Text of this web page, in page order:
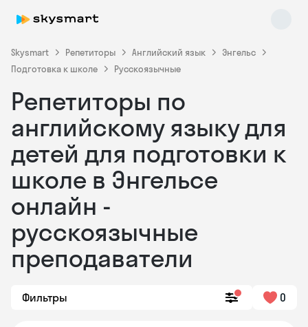
Skysmart Репетиторы Английский язык
Энгельс
Подготовка к школе
Русскоязычные
Репетиторы по
английскому языку для
детей для подготовки к
школе в Энгельсе
онлайн -
русскоязычные
преподаватели
Фильтры 0
Skysmart Chat